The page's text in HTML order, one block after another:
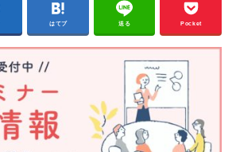
はてブ 送る Pocket